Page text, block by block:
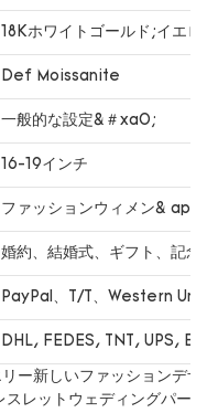
18Kホワイトゴールド;イエロ
Def Moissanite
一般的な設定&＃xa0;
16-19インチ
ファッションウィメン& apos;
婚約、結婚式、ギフト、記念
PayPal、T/T、Western
DHL, FEDES, TNT, UPS, EMS